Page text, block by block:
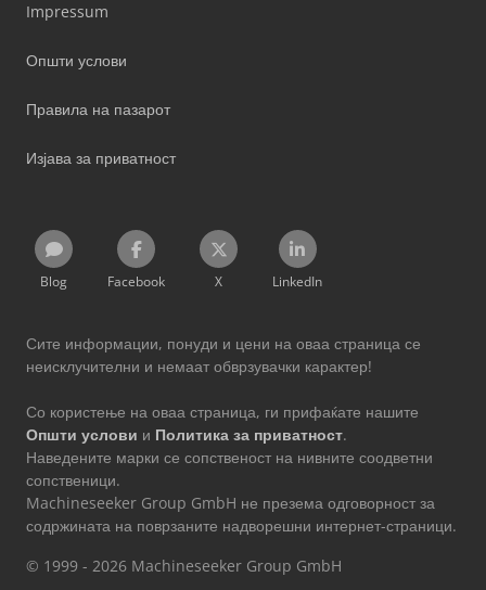
Impressum
Општи услови
Правила на пазарот
Изјава за приватност
Blog Facebook X LinkedIn
Сите информации, понуди и цени на оваа страница се
неисклучителни и немаат обврзувачки карактер!
Со користење на оваа страница, ги прифаќате нашите
Општи услови и Политика за приватност.
Наведените марки се сопственост на нивните соодветни
сопственици.
Machineseeker Group GmbH не презема одговорност за
содржината на поврзаните надворешни интернет-страници.
© 1999 - 2026 Machineseeker Group GmbH